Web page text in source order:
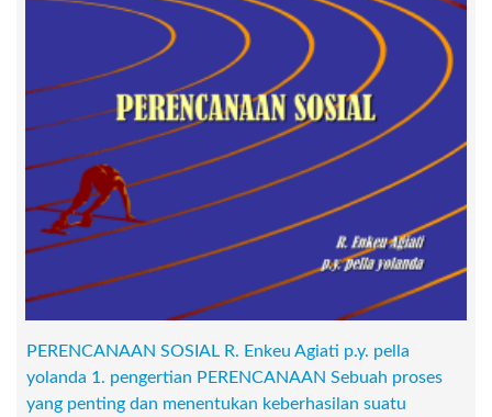
PERENCANAAN SOSIAL R. Enkeu Agiati p.y. pella
yolanda 1. pengertian PERENCANAAN Sebuah proses
yang penting dan menentukan keberhasilan suatu